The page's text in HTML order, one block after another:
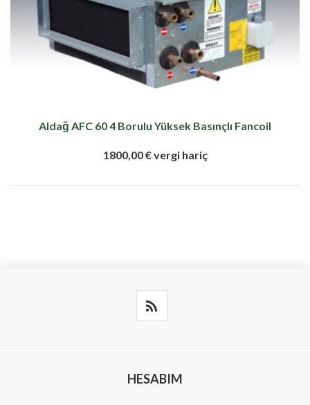
Aldağ AFC 60 4 Borulu Yüksek Basınçlı Fancoil
1800,00 € vergi hariç
HESABIM